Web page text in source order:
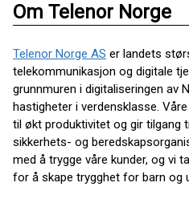
Om Telenor Norge
Telenor Norge AS er landets
telekommunikasjon og digitale
grunnmuren i digitaliseringen av
hastigheter i verdensklasse.
til økt produktivitet og gir tilgang
sikkerhets- og
med å trygge våre kunder, og vi
for å skape trygghet for barn og